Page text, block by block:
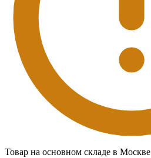
Товар на основном складе в Москве